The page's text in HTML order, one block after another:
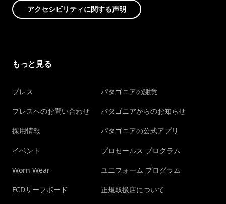
アクセシビリティに関する声明
もっと見る
プレス
プレスへのお問い合わせ
採用情報
イベント
Worn Wear
FCDサーフボード
パタゴニアの謝意
パタゴニアからのお知らせ
パタゴニアの公式アプリ
プロセールス プログラム
ユニフォーム プログラム
正規取扱店について